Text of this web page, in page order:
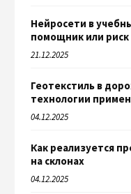
Нейросети в
помощник или
21.12.2025
Геотекстиль в
технологии
04.12.2025
Как реализуется
на склонах
04.12.2025